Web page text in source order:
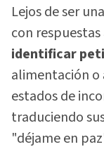
Lejos de ser
con
identificar
alimentación
estados de
traduciendo
"déjame en